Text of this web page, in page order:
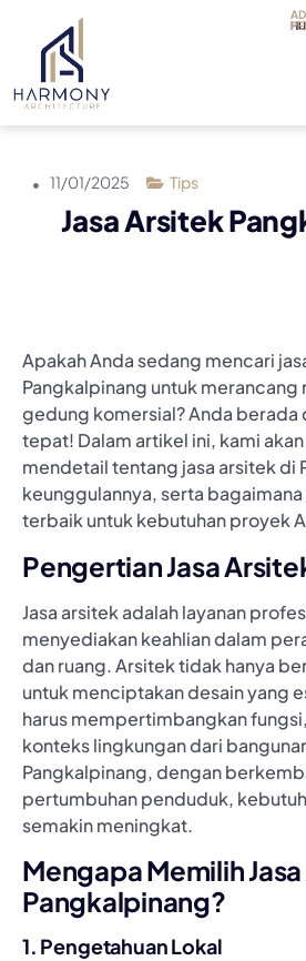
11/01/2025 Tips
Jasa Arsitek
Apakah Anda sedang mencari
Pangkalpinang untuk merancang
gedung komersial? Anda berada
tepat! Dalam artikel ini, kami
mendetail tentang jasa arsitek di
keunggulannya, serta
terbaik untuk kebutuhan proyek
Pengertian Jasa
Jasa arsitek adalah layanan
menyediakan keahlian dalam
dan ruang. Arsitek tidak hanya
untuk menciptakan desain yang
harus mempertimbangkan
konteks lingkungan dari
Pangkalpinang, dengan
pertumbuhan penduduk,
semakin meningkat.
Mengapa Memilih
Pangkalpinang?
1. Pengetahuan Lokal